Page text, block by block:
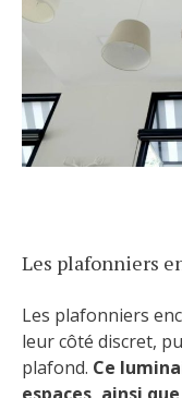
Les plafonniers
Les plafonniers
leur côté discret,
plafond. Ce